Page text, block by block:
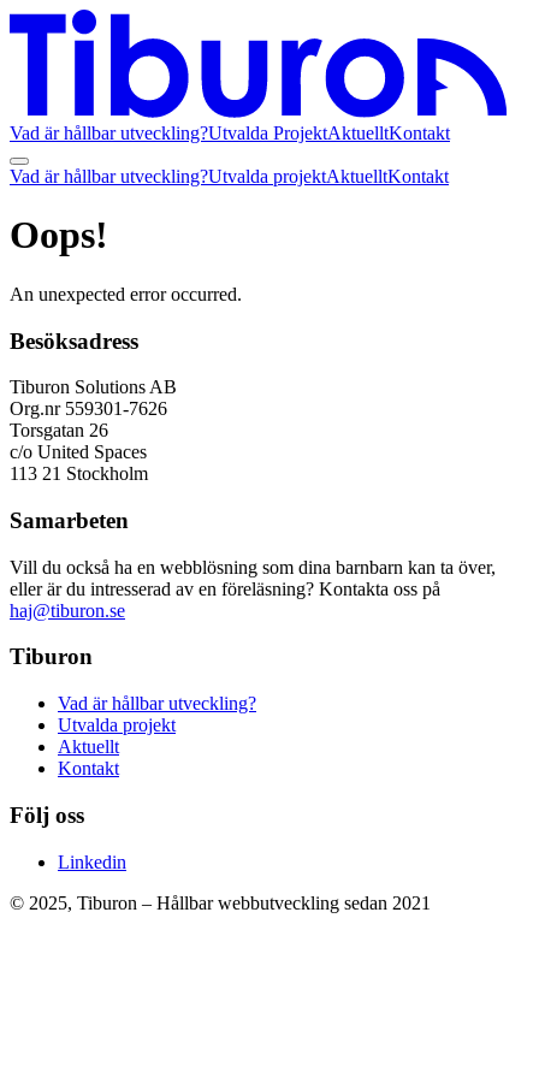
Vad är hållbar utveckling?Utvalda ProjektAktuelltKontakt
Vad är hållbar utveckling?Utvalda projektAktuelltKontakt
Oops!
An unexpected error occurred.
Besöksadress
Tiburon Solutions AB
Org.nr 559301-7626
Torsgatan 26
c/o United Spaces
113 21 Stockholm
Samarbeten
Vill du också ha en webblösning som dina barnbarn kan ta över,
eller är du intresserad av en föreläsning? Kontakta oss på
haj@tiburon.se
Tiburon
Vad är hållbar utveckling?
Utvalda projekt
Aktuellt
Kontakt
Följ oss
Linkedin
© 2025, Tiburon – Hållbar webbutveckling sedan 2021